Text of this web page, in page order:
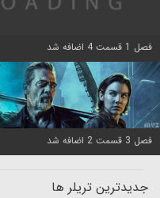
فصل 1 قسمت 4 اضافه شد
فصل 3 قسمت 2 اضافه شد
جدیدترین تریلر ها